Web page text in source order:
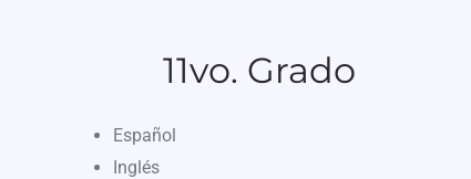
11vo. Grado
Español
Inglés